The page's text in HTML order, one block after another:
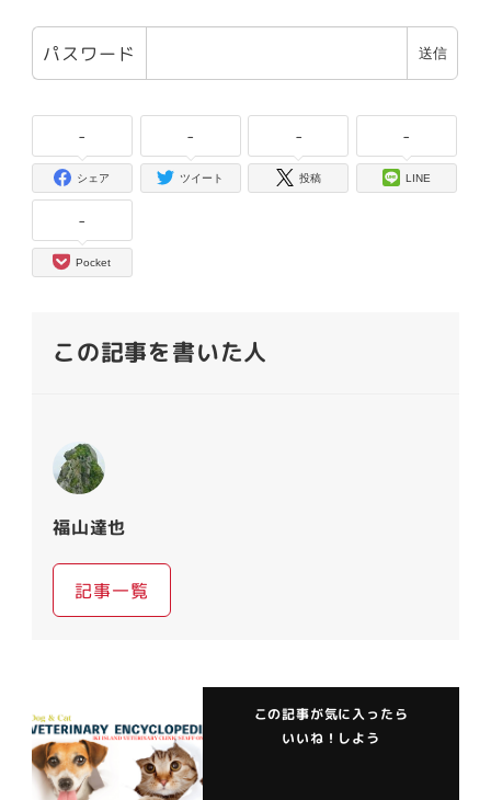
パスワード
-
シェア
-
ツイート
-
投稿
-
LINE
-
Pocket
この記事を書いた人
福山達也
記事一覧
この記事が気に入ったら
いいね！しよう